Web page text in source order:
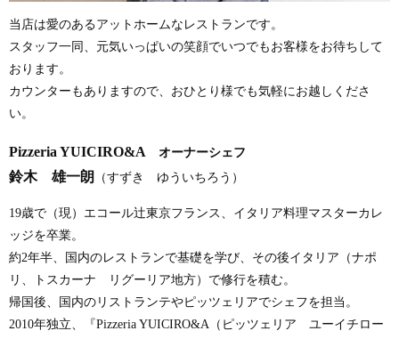
当店は愛のあるアットホームなレストランです。
スタッフ一同、元気いっぱいの笑顔でいつでもお客様をお待ちして
おります。
カウンターもありますので、おひとり様でも気軽にお越しくださ
い。
Pizzeria YUICIRO&A オーナーシェフ
鈴木 雄一朗 （すずき ゆういちろう）
19歳で（現）エコール辻東京フランス、イタリア料理マスターカレ
ッジを卒業。
約2年半、国内のレストランで基礎を学び、その後イタリア（ナポ
リ、トスカーナ リグーリア地方）で修行を積む。
帰国後、国内のリストランテやピッツェリアでシェフを担当。
2010年独立、『Pizzeria YUICIRO&A（ピッツェリア ユーイチロー